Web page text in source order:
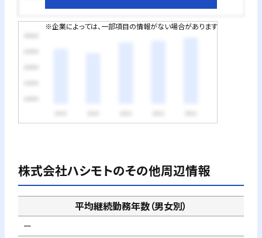
※企業によっては、一部項目の情報がない場合があります
株式会社ハシモトのその他周辺情報
平均継続勤務年数（男女別）
－